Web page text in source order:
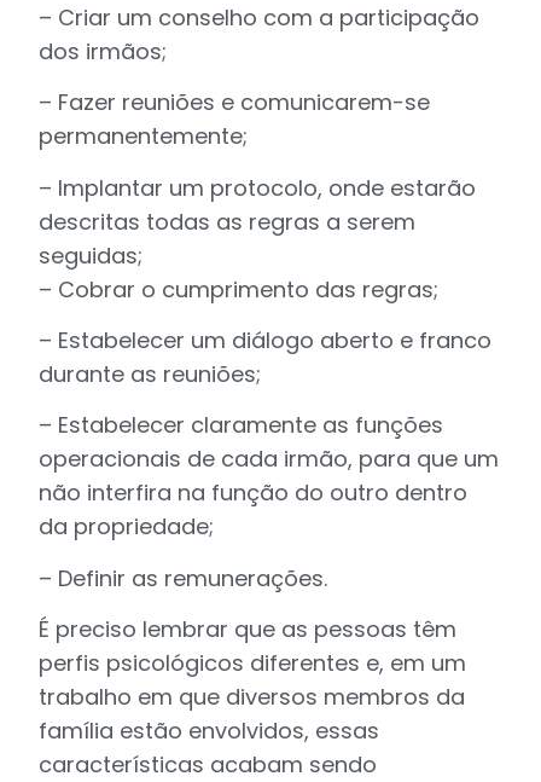
– Criar um conselho com a participação
dos irmãos;
– Fazer reuniões e comunicarem-se
permanentemente;
– Implantar um protocolo, onde estarão
descritas todas as regras a serem
seguidas;
– Cobrar o cumprimento das regras;
– Estabelecer um diálogo aberto e franco
durante as reuniões;
– Estabelecer claramente as funções
operacionais de cada irmão, para que um
não interfira na função do outro dentro
da propriedade;
– Definir as remunerações.
É preciso lembrar que as pessoas têm
perfis psicológicos diferentes e, em um
trabalho em que diversos membros da
família estão envolvidos, essas
características acabam sendo